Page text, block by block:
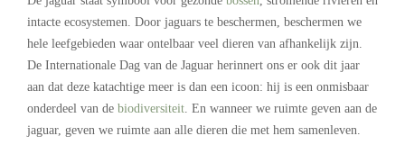
intacte ecosystemen. Door jaguars te beschermen, beschermen we
hele leefgebieden waar ontelbaar veel dieren van afhankelijk zijn.
De Internationale Dag van de Jaguar herinnert ons er ook dit jaar
aan dat deze katachtige meer is dan een icoon: hij is een onmisbaar
onderdeel van de biodiversiteit . En wanneer we ruimte geven aan de
jaguar, geven we ruimte aan alle dieren die met hem samenleven.